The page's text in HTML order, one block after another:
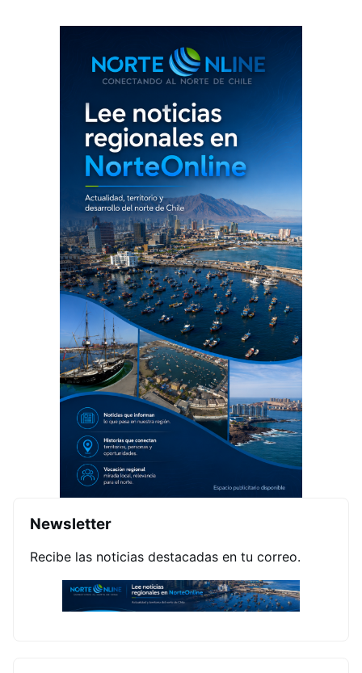
Newsletter
Recibe las noticias destacadas en tu correo.